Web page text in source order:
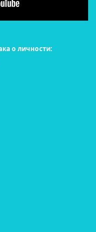
о личности: